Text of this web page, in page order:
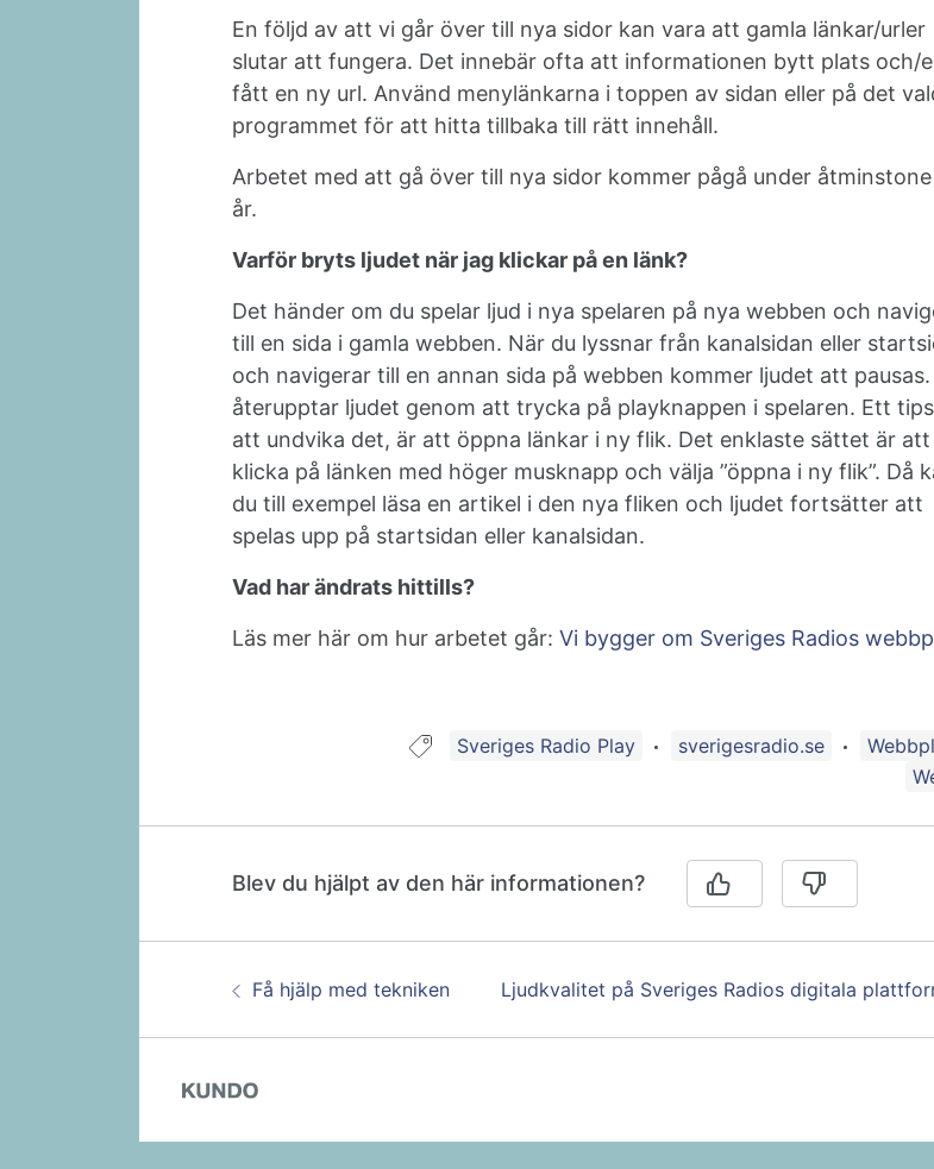
En följd av att vi går över till nya sidor kan vara att gamla länkar/urler
slutar att fungera. Det innebär ofta att informationen bytt plats och/
fått en ny url. Använd menylänkarna i toppen av sidan eller på det
programmet för att hitta tillbaka till rätt innehåll.
Arbetet med att gå över till nya sidor kommer pågå under
år.
Varför bryts ljudet när jag klickar på en länk?
Det händer om du spelar ljud i nya spelaren på nya webben och
till en sida i gamla webben. När du lyssnar från kanalsidan eller
och navigerar till en annan sida på webben kommer ljudet att pausas.
återupptar ljudet genom att trycka på playknappen i spelaren. Ett
att undvika det, är att öppna länkar i ny flik. Det enklaste sättet är att
klicka på länken med höger musknapp och välja ”öppna i ny flik”. Då
du till exempel läsa en artikel i den nya fliken och ljudet fortsätter att
spelas upp på startsidan eller kanalsidan.
Vad har ändrats hittills?
Läs mer här om hur arbetet går: Vi bygger om Sveriges Radios
Guide taggad med:
Sveriges Radio Play sverigesradio.se
Blev du hjälpt av den här informationen?
Guidenavigering
Föregående:
Få hjälp med tekniken Nästa:
Ljudkvalitet på Sveriges Radios digitala